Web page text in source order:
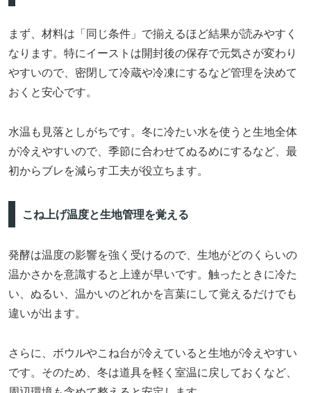
まず、材料は「同じ条件」で揃えるほど結果が読みやすく
なります。特にイーストは開封後の保存で元気さが変わり
やすいので、密閉して冷蔵や冷凍にするなど管理を決めて
おくと安心です。
水温も見落としがちです。冬に冷たい水を使うと生地全体
が冷えやすいので、季節に合わせてぬるめにするなど、最
初からブレを減らす工夫が役立ちます。
こね上げ温度と生地管理を覚える
発酵は温度の影響を強く受けるので、生地がどのくらいの
温かさかを意識すると上達が早いです。触ったときに冷た
い、ぬるい、温かいのどれかを言葉にして覚えるだけでも
違いが出ます。
さらに、ボウルやこね台が冷えていると生地が冷えやすい
です。そのため、冬は道具を軽く室温に戻しておくなど、